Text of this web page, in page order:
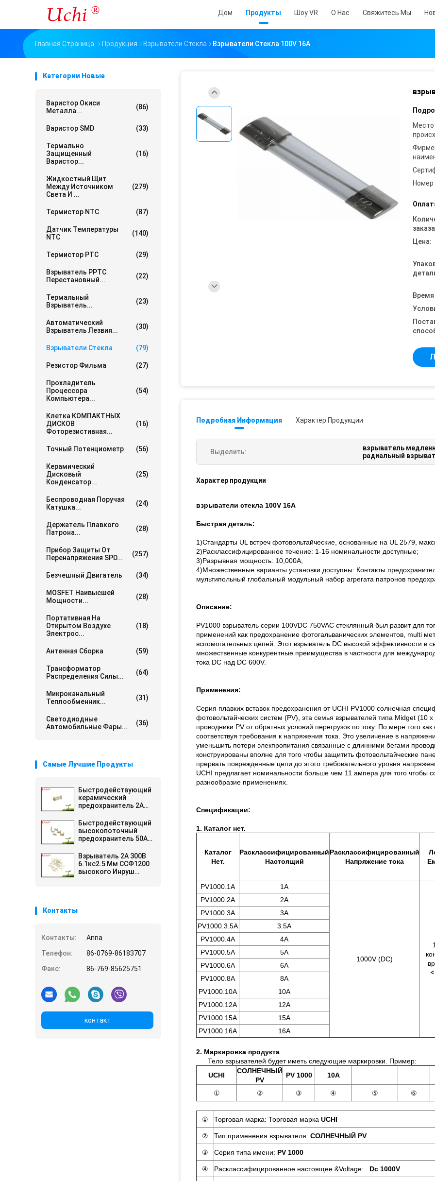
Дом Продукты Шоу VR О Нас Свяжитесь Мы
Главная Страница Продукция Взрыватели Стекла Взрыватели Стекла 100V 16A
Категории Новые
Варистор Окиси
Металла...
(86)
Варистор SMD (33)
Термально
Защищенный
Варистор...
(16)
Жидкостный Щит
Между Источником
Света И ...
(279)
Термистор NTC (87)
Датчик Температуры
NTC
(140)
Термистор PTC (29)
Взрыватель PPTC
Перестановный...
(22)
Термальный
Взрыватель...
(23)
Автоматический
Взрыватель Лезвия...
(30)
Взрыватели Стекла (79)
Резистор Фильма (27)
Прохладитель
Процессора
Компьютера...
(54)
Клетка КОМПАКТНЫХ
ДИСКОВ
Фоторезистивная...
(16)
Точный Потенциометр (56)
Керамический
Дисковый
Конденсатор...
(25)
Беспроводная Поручая
Катушка...
(24)
Держатель Плавкого
Патрона...
(28)
Прибор Защиты От
Перенапряжения SPD...
(257)
Безчешный Двигатель (34)
MOSFET Наивысшей
Мощности...
(28)
Портативная На
Открытом Воздухе
Электрос...
(18)
Антенная Сборка (59)
Трансформатор
Распределения Силы...
(64)
Микроканальный
Теплообменник...
(31)
Светодиодные
Автомобильные Фары...
(36)
Самые Лучшие Продукты
Быстродействующий
керамический
предохранитель 2А
Быстродействующий
высокопоточный
предохранитель 50А
Взрыватель 2А 300В
6.1кс2.5 Мм ССФ1200
высокого Инруш
Контакты
Контакты:
Anna
Телефон:
86-0769-86183707
Факс:
86-769-85625751
контакт
Место
Цена:
Подробная Информация Характер Продукции
Выделить:
взрыватель
радиальный
Характер продукции
взрыватели стекла 100V 16A
Быстрая деталь:
1)Стандарты UL встреч фотовольтайческие, основанные на UL 2579,
2)Расклассифицированное течение: 1-16 номинальности доступные;
3)Разрывная мощность: 10,000A;
4)Множественные варианты установки доступны: Контакты
мультипольный глобальный модульный набор агрегата патронов
Описание:
PV1000 взрыватель серии 100VDC 750VAC стеклянный был развит для
применений как предохранение фотогальванических элементов, multi
вспомогательных цепей. Этот взрыватель DC высокой эффективности в
множественные конкурентные преимущества в частности для
тока DC над DC 600V.
Применения:
Серия плавких вставок предохранения от UCHI PV1000 солнечная
фотовольтайческих систем (PV), эта семья взрывателей типа Midget
проводники PV от обратных условий перегрузок по току. По мере того
соответствуя требования к напряжения тока. Это увеличение в
уменьшить потери элекпропитания связанные с длинними бегами
конструированы вполне для того чтобы защитить фотовольтайческие
прервать поврежденные цепи до этого требовательного уровня
UCHI предлагает номинальности больше чем 11 ампера для того чтобы
разнообразие применениях.
Спецификации:
1. Каталог нет.
Каталог
Нет.
Расклассифицированный
Настоящий
Расклассифицированный
Напряжение тока
PV1000.1A 1A
1000V (DC)
PV1000.2A
2A
PV1000.3A
3A
PV1000.3.5A
3.5A
PV1000.4A
4A
PV1000.5A
5A
PV1000.6A
6A
PV1000.8A
8A
PV1000.10A
10A
PV1000.12A
12A
PV1000.15A
15A
PV1000.16A
16A
2. Маркировка продукта
Тело взрывателей будет иметь следующие маркировки. Пример:
UCHI
СОЛНЕЧНЫЙ
PV
PV 1000 10A
① ② ③ ④ ⑤ ⑥
① Торговая марка: Торговая марка UCHI
② Тип применения взрывателя: СОЛНЕЧНЫЙ PV
③ Серия типа имени: PV 1000
④ Расклассифицированное настоящее &Voltage: Dc 1000V